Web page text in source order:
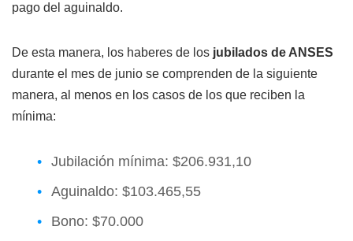
pago del aguinaldo.
De esta manera, los haberes de los jubilados de ANSES
durante el mes de junio se comprenden de la siguiente
manera, al menos en los casos de los que reciben la
mínima:
Jubilación mínima: $206.931,10
Aguinaldo: $103.465,55
Bono: $70.000